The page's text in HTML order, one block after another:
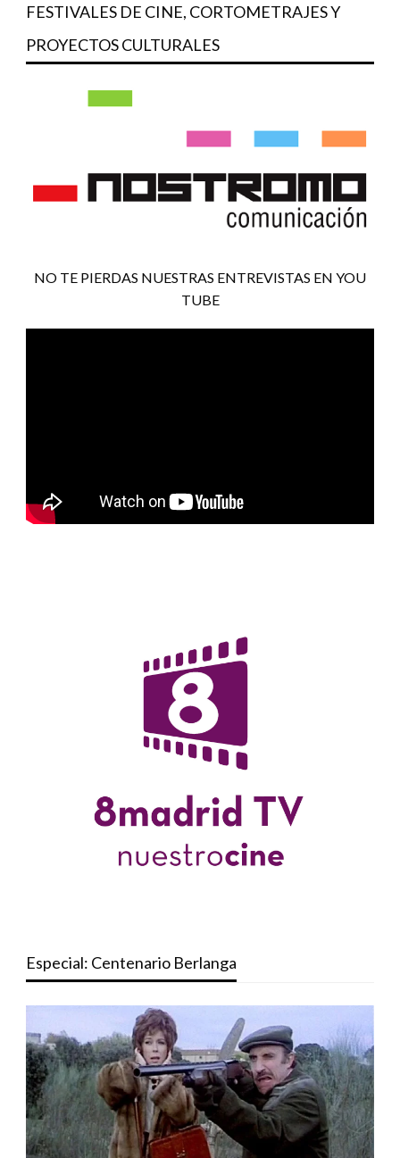
FESTIVALES DE CINE, CORTOMETRAJES Y
PROYECTOS CULTURALES
NO TE PIERDAS NUESTRAS ENTREVISTAS EN YOU
TUBE
Especial: Centenario Berlanga